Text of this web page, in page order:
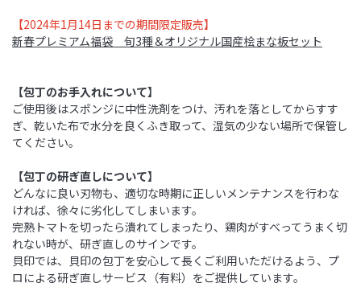
【2024年1月14日までの期間限定販売】
新春プレミアム福袋 旬3種＆オリジナル国産桧まな板セット
【包丁のお手入れについて】
ご使用後はスポンジに中性洗剤をつけ、汚れを落としてからすす
ぎ、乾いた布で水分を良くふき取って、湿気の少ない場所で保管し
てください。
【包丁の研ぎ直しについて】
どんなに良い刃物も、適切な時期に正しいメンテナンスを行わな
ければ、徐々に劣化してしまいます。
完熟トマトを切ったら潰れてしまったり、鶏肉がすべってうまく切
れない時が、研ぎ直しのサインです。
貝印では、貝印の包丁を安心して長くご利用いただけるよう、プ
ロによる研ぎ直しサービス（有料）をご提供しています。